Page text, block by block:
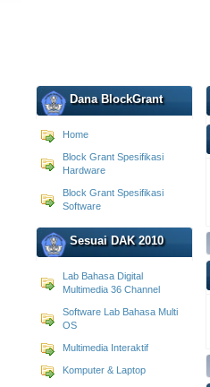
Dana BlockGrant
Home
Block Grant Spesifikasi
Hardware
Block Grant Spesifikasi
Software
Sesuai DAK 2010
Lab Bahasa Digital
Multimedia 36 Channel
Software Lab Bahasa Multi
OS
Multimedia Interaktif
Komputer & Laptop